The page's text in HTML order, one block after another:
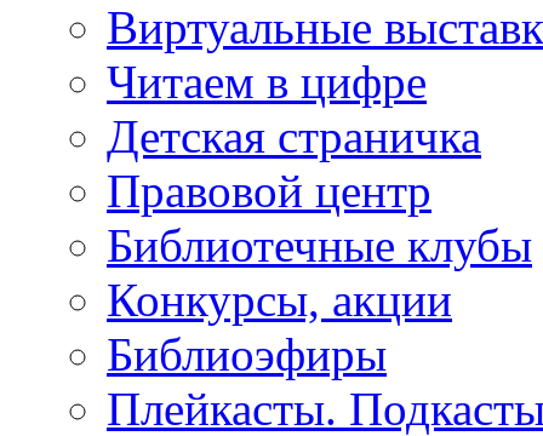
Виртуальные
Читаем в цифре
Детская страничка
Правовой центр
Библиотечные клубы
Конкурсы, акции
Библиоэфиры
Плейкасты.